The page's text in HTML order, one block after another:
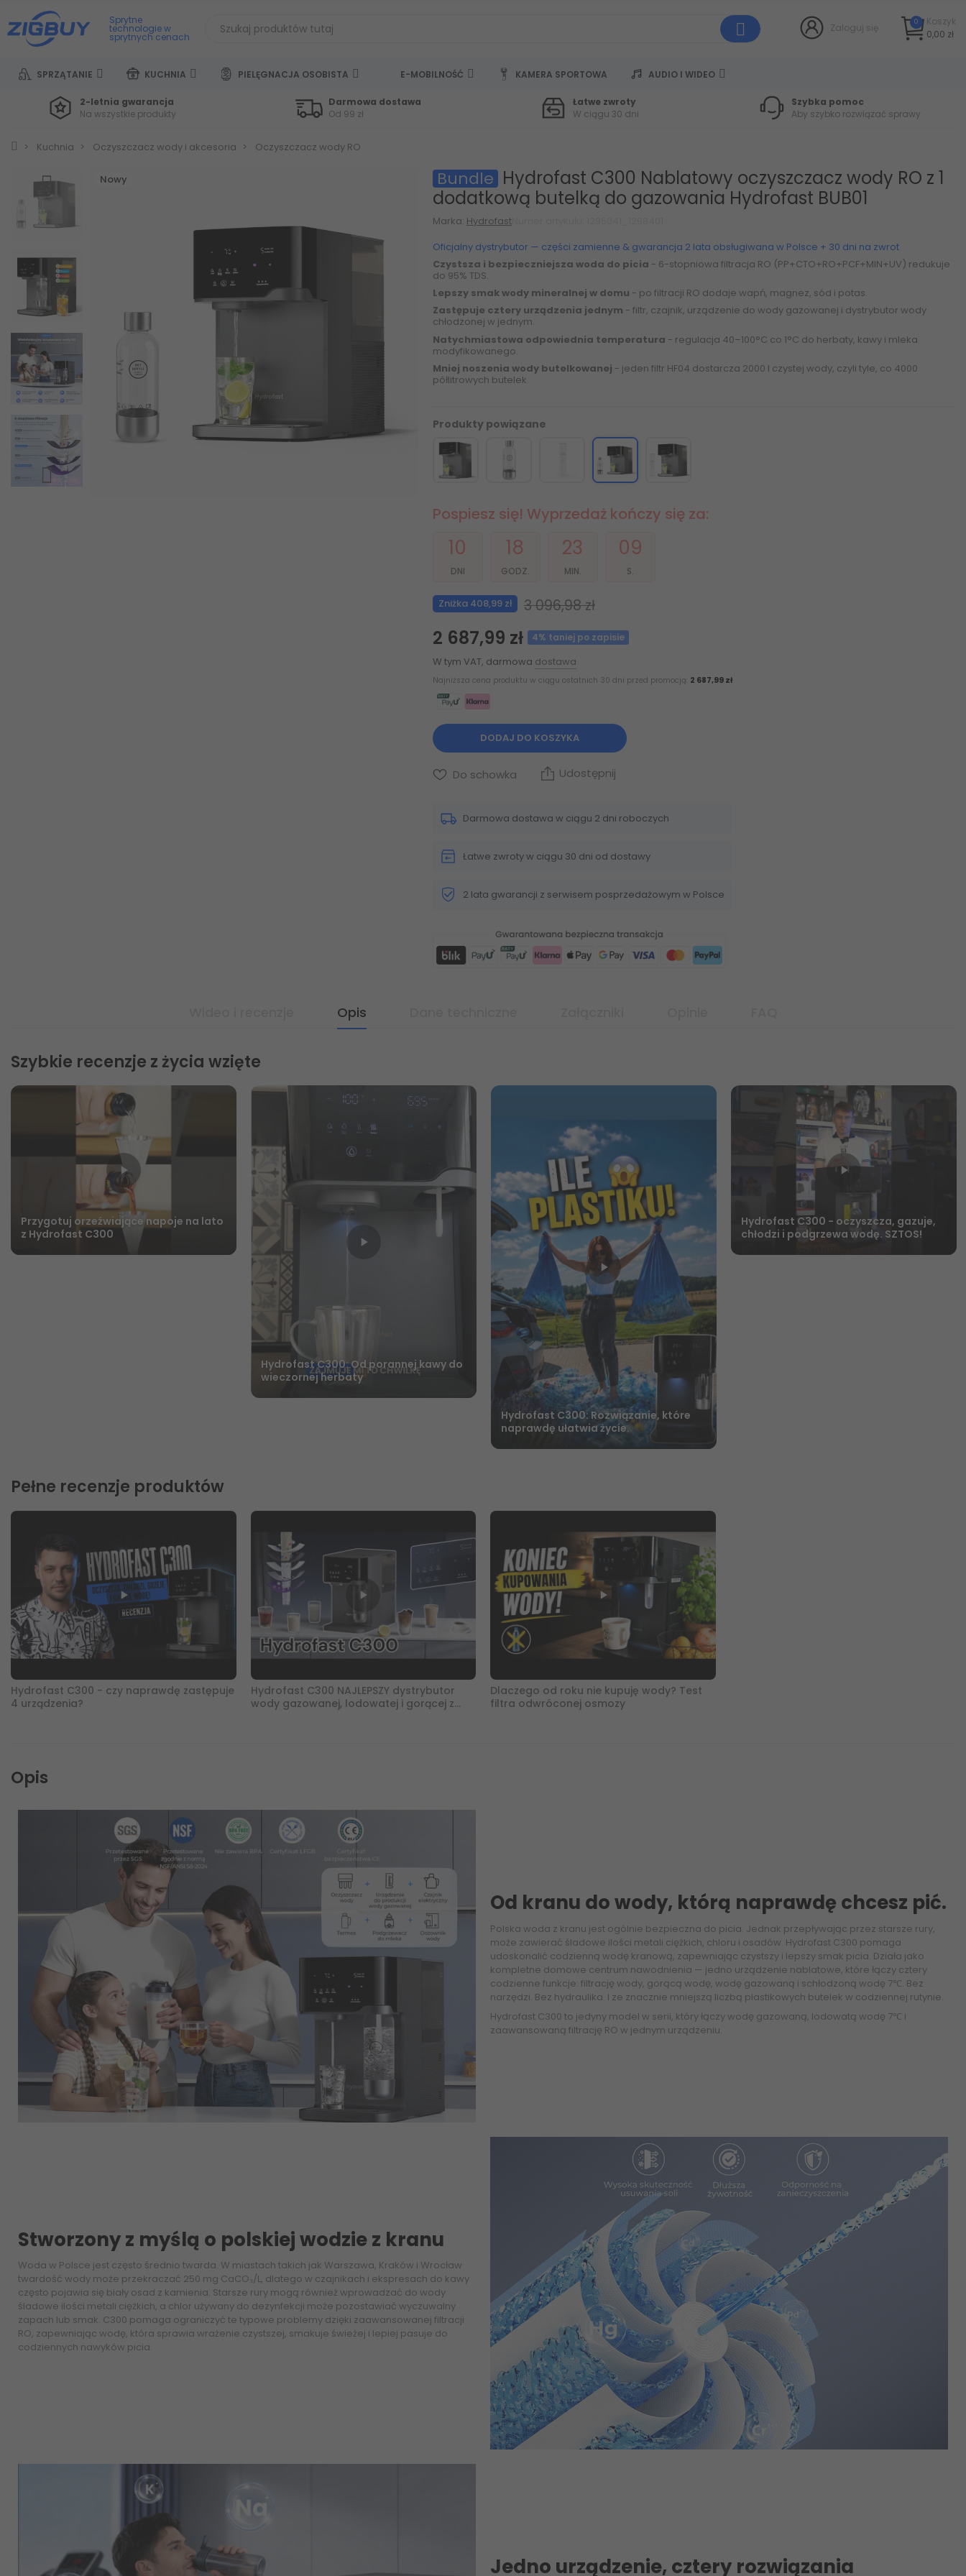
Sprytne
technologie w
sprytnych cenach
Zaloguj się 0
Koszyk
0,00 zł
SPRZĄTANIE KUCHNIA PIELĘGNACJA OSOBISTA E-MOBILNOŚĆ KAMERA SPORTOWA AUDIO I WIDEO
2-letnia gwarancja
Na wszystkie produkty
Darmowa dostawa
Od 99 zł
Łatwe zwroty
W ciągu 30 dni
Szybka pomoc
Aby szybko rozwiązać sprawy
Kuchnia Oczyszczacz wody i akcesoria Oczyszczacz wody RO
Nowy Bundle Hydrofast C300 Nablatowy oczyszczacz wody RO z 1
dodatkową butelką do gazowania Hydrofast BUB01
Marka: HydrofastNumer artykułu: 1295041_1298401
Oficjalny dystrybutor — części zamienne & gwarancja 2 lata obsługiwana w Polsce + 30 dni na zwrot
Czystsza i bezpieczniejsza woda do picia - 6-stopniowa filtracja RO (PP+CTO+RO+PCF+MIN+UV) redukuje
do 95% TDS.
Lepszy smak wody mineralnej w domu - po filtracji RO dodaje wapń, magnez, sód i potas.
Zastępuje cztery urządzenia jednym - filtr, czajnik, urządzenie do wody gazowanej i dystrybutor wody
chłodzonej w jednym.
Natychmiastowa odpowiednia temperatura - regulacja 40–100°C co 1°C do herbaty, kawy i mleka
modyfikowanego.
Mniej noszenia wody butelkowanej - jeden filtr HF04 dostarcza 2000 l czystej wody, czyli tyle, co 4000
półlitrowych butelek.
Produkty powiązane
Pospiesz się! Wyprzedaż kończy się za:
10
DNI
18
GODZ.
23
MIN.
07
S.
Zniżka 408,99 zł 3 096,98 zł
2 687,99 zł 4% taniej po zapisie
W tym VAT, darmowa dostawa
Najniższa cena produktu w ciągu ostatnich 30 dni przed promocją: 2 687,99 zł
DODAJ DO KOSZYKA
Do schowka Udostępnij
Darmowa dostawa w ciągu 2 dni roboczych
Łatwe zwroty w ciągu 30 dni od dostawy
2 lata gwarancji z serwisem posprzedażowym w Polsce
Opis
Szybkie recenzje z życia wzięte
Przygotuj orzeźwiające napoje na lato
z Hydrofast C300
Hydrofast C300: Od porannej kawy do
wieczornej herbaty
Hydrofast C300: Rozwiązanie, które
naprawdę ułatwia życie.
Hydrofast C300 - oczyszcza, gazuje,
chłodzi i podgrzewa wodę. SZTOS!
Pełne recenzje produktów
Hydrofast C300 - czy naprawdę zastępuje
4 urządzenia?
Hydrofast C300 NAJLEPSZY dystrybutor
wody gazowanej, lodowatej i gorącej z
Dlaczego od roku nie kupuję wody? Test
filtra odwróconej osmozy
Opis
Od kranu do wody, którą naprawdę chcesz pić.
Polska woda z kranu jest ogólnie bezpieczna do picia. Jednak przepływając przez starsze rury,
może zawierać śladowe ilości metali ciężkich, chloru i osadów. Hydrofast C300 pomaga
udoskonalić codzienną wodę kranową, zapewniając czystszy i lepszy smak picia. Działa jako
kompletne domowe centrum nawodnienia — jedno urządzenie nablatowe, które łączy cztery
codzienne funkcje: filtrację wody, gorącą wodę, wodę gazowaną i schłodzoną wodę 7℃. Bez
narzędzi. Bez hydraulika. I ze znacznie mniejszą liczbą plastikowych butelek w codziennej rutynie.
Hydrofast C300 to jedyny model w serii, który łączy wodę gazowaną, lodowatą wodę 7℃ i
zaawansowaną filtrację RO w jednym urządzeniu.
Stworzony z myślą o polskiej wodzie z kranu
Woda w Polsce jest często średnio twarda. W miastach takich jak Warszawa, Kraków i Wrocław
twardość wody może przekraczać 250 mg CaCO₃/L, dlatego w czajnikach i ekspresach do kawy
często pojawia się biały osad z kamienia. Starsze rury mogą również wprowadzać do wody
śladowe ilości metali ciężkich, a chlor używany do dezynfekcji może pozostawiać wyczuwalny
zapach lub smak. C300 pomaga ograniczyć te typowe problemy dzięki zaawansowanej filtracji
RO, zapewniając wodę, która sprawia wrażenie czystszej, smakuje świeżej i lepiej pasuje do
codziennych nawyków picia.
Jedno urządzenie, cztery rozwiązania